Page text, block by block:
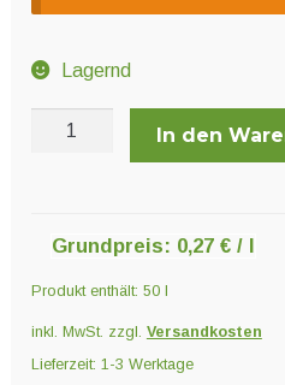
Lagernd
BioBizz
Liter
In den
Grundpreis: 0,27€ / l
Produkt enthält: 50 l
inkl. MwSt. zzgl. Versandkosten
Lieferzeit: 1-3 Werktage